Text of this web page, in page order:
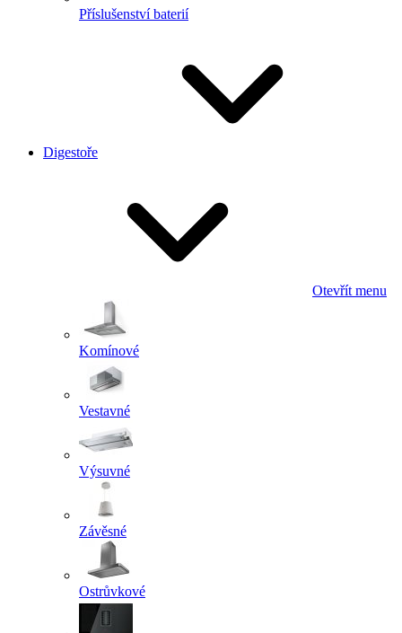
Příslušenství baterií
Digestoře
Otevřít menu
Komínové
Vestavné
Výsuvné
Závěsné
Ostrůvkové